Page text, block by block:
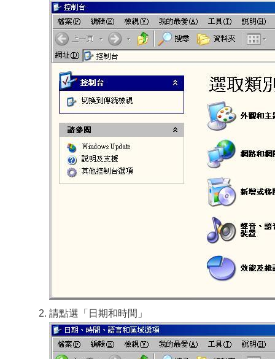
請點選「日期和時間」